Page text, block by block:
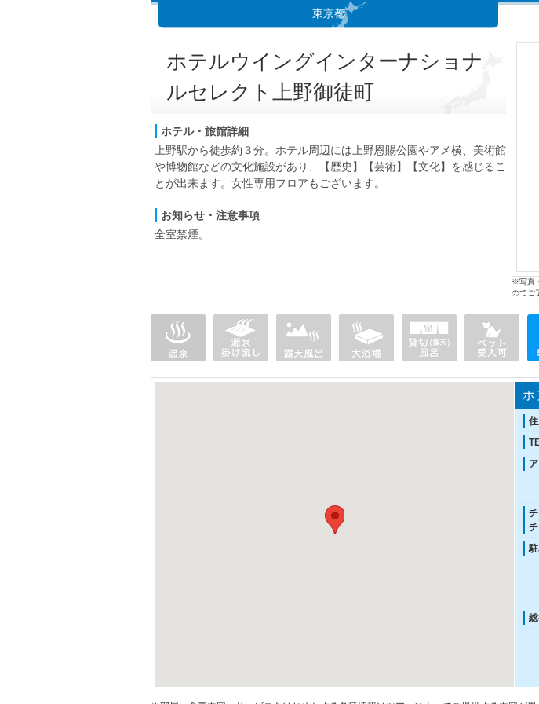
東京都
ホテルウイングインターナショナ
ルセレクト上野御徒町
ホテル・旅館詳細
上野駅から徒歩約３分。ホテル周辺には上野恩賜公園やアメ横、美術館
や博物館などの文化施設があり、【歴史】【芸術】【文化】を感じるこ
とが出来ます。女性専用フロアもございます。
お知らせ・注意事項
全室禁煙。
※写真
のでご
ホ